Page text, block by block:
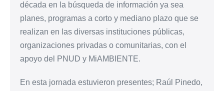
década en la búsqueda de información ya sea
planes, programas a corto y mediano plazo que se
realizan en las diversas instituciones públicas,
organizaciones privadas o comunitarias, con el
apoyo del PNUD y MiAMBIENTE.
En esta jornada estuvieron presentes; Raúl Pinedo,